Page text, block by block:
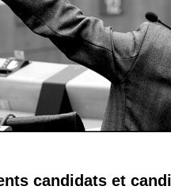
candidats et